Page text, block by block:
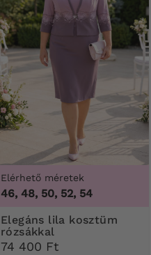
Elérhető méretek
46, 48, 50, 52, 54
Elegáns lila kosztüm
rózsákkal
74 400 Ft